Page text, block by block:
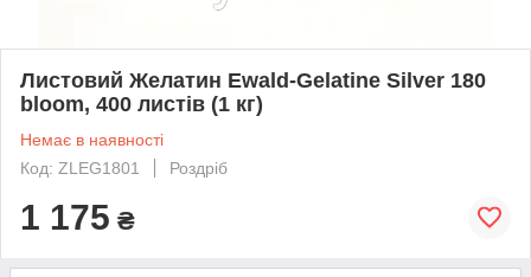
Листовий Желатин Ewald-Gelatine Silver 180
bloom, 400 листів (1 кг)
Немає в наявності
Код: ZLEG1801
Роздріб
1 175 ₴